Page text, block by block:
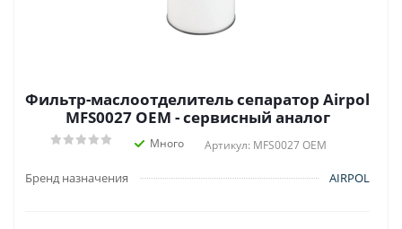
Фильтр-маслоотделитель сепаратор Airpol
MFS0027 OEM - сервисный аналог
Много Артикул: MFS0027 OEM
Бренд назначения AIRPOL